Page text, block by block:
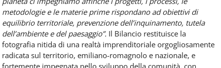
metodologie e le materie prime rispondano ad obiettivi di
equilibrio territoriale, prevenzione dell’inquinamento, tutela
dell’ambiente e del paesaggio”. Il Bilancio restituisce la
fotografia nitida di una realtà imprenditoriale orgogliosamente
radicata sul territorio, emiliano-romagnolo e nazionale, e